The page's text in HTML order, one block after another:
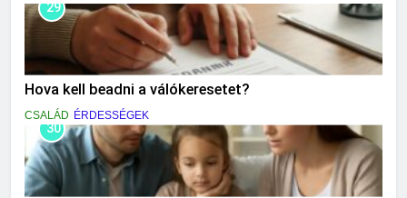
29
Hova kell beadni a válókeresetet?
CSALÁD ÉRDESSÉGEK
30